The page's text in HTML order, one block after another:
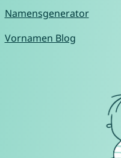
Namensgenerator
Vornamen Blog